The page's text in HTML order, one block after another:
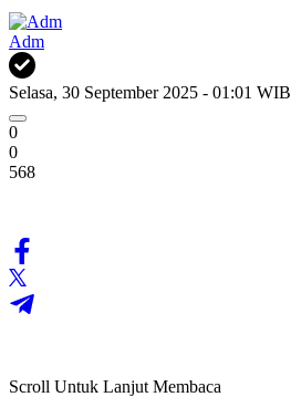
Adm
Selasa, 30 September 2025 - 01:01 WIB
0
0
568
Scroll Untuk Lanjut Membaca